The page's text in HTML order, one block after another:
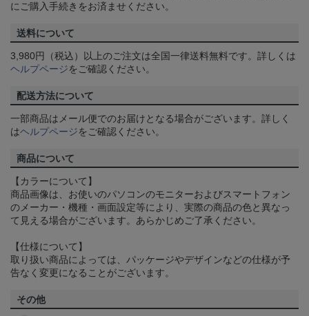
にご購入手続きをお済ませください。
送料について
3,980円（税込）以上のご注文は全国一律送料無料です。詳しくは
ヘルプページをご確認ください。
配送方法について
一部商品はメール便でのお届けとなる場合がございます。詳しく
はヘルプページをご確認ください。
商品について
【カラーについて】
商品画像は、お使いのパソコンのモニターおよびスマートフォン
のメーカー・機種・画面設定等により、実際の商品の色と異なっ
て見える場合がございます。あらかじめご了承ください。
【仕様について】
取り扱い商品によっては、パッケージやデザインなどの仕様が予
告なく変更になることがございます。
その他